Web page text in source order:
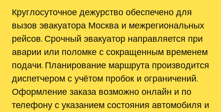
Круглосуточное дежурство обеспечено для
вызов эвакуатора Москва и межрегиональных
рейсов. Срочный эвакуатор направляется при
аварии или поломке с сокращенным временем
подачи. Планирование маршрута производится
диспетчером с учётом пробок и ограничений.
Оформление заказа возможно онлайн и по
телефону с указанием состояния автомобиля и